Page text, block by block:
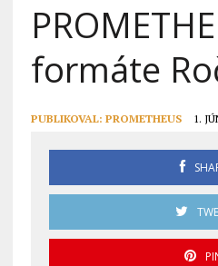
formáte
PUBLIKOVAL: PROMETHEUS 1.